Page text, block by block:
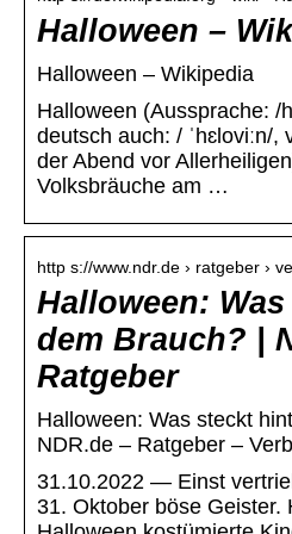
Halloween –
Halloween – Wikipedia
Halloween (Aussprache: /
deutsch auch: / ˈhɛloviːn/,
der Abend vor
Volksbräuche am …
http s://www.ndr.de › ratgeber ›
Halloween:
dem Brauch? |
Ratgeber
Halloween: Was steckt
NDR.de – Ratgeber –
31.10.2022 — Einst
31. Oktober böse Geister.